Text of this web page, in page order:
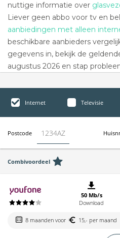
nuttige informatie over
Liever geen abbo voor tv en
aanbiedingen met alleen
beschikbare aanbieders
gegevens in, bekijk de
augustus 2026 en stap
Internet Televisie
Postcode
Combivoordeel
50 Mb/s
Download
8 maanden voor 15,- per maand